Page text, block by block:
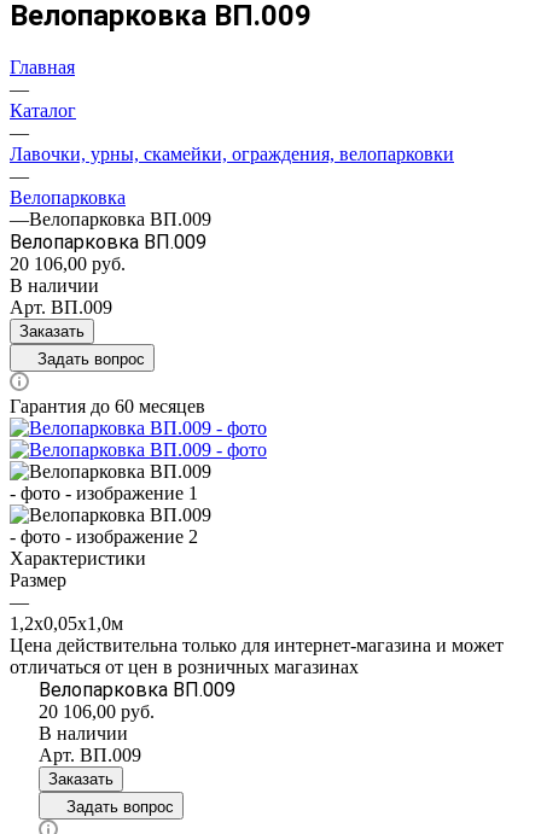
Велопарковка ВП.009
Главная
—
Каталог
—
Лавочки, урны, скамейки, ограждения, велопарковки
—
Велопарковка
—Велопарковка ВП.009
Велопарковка ВП.009
20 106,00 руб.
В наличии
Арт. ВП.009
Заказать
Задать вопрос
Гарантия до 60 месяцев
Характеристики
Размер
—
1,2х0,05х1,0м
Цена действительна только для интернет-магазина и может
отличаться от цен в розничных магазинах
Велопарковка ВП.009
20 106,00 руб.
В наличии
Арт. ВП.009
Заказать
Задать вопрос